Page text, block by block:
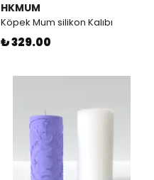
HKMUM
Köpek Mum silikon Kalıbı
₺ 329.00